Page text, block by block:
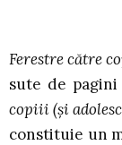
Ferestre către
sute de
copiii (și
constituie un